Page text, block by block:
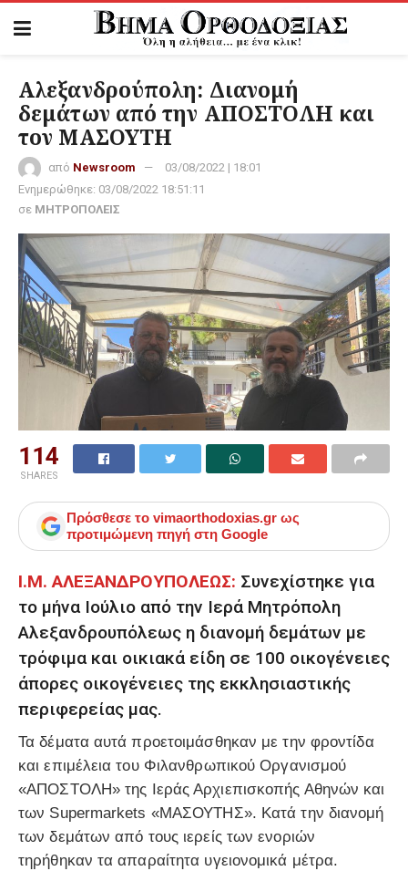
Αλεξανδρούπολη: Διανομή
δεμάτων από την ΑΠΟΣΤΟΛΗ και
τον ΜΑΣΟΥΤΗ
από Newsroom
03/08/2022 | 18:01
Ενημερώθηκε: 03/08/2022 18:51:11
σε ΜΗΤΡΟΠΟΛΕΙΣ
114
SHARES
Πρόσθεσε το vimaorthodoxias.gr ως
προτιμώμενη πηγή στη Google
Ι.Μ. ΑΛΕΞΑΝΔΡΟΥΠΟΛΕΩΣ: Συνεχίστηκε για
το μήνα Ιούλιο από την Ιερά Μητρόπολη
Αλεξανδρουπόλεως η διανομή δεμάτων με
τρόφιμα και οικιακά είδη σε 100 οικογένειες
άπορες οικογένειες της εκκλησιαστικής
περιφερείας μας.
Τα δέματα αυτά προετοιμάσθηκαν με την φροντίδα
και επιμέλεια του Φιλανθρωπικού Οργανισμού
«ΑΠΟΣΤΟΛΗ» της Ιεράς Αρχιεπισκοπής Αθηνών και
των Supermarkets «ΜΑΣΟΥΤΗΣ». Κατά την διανομή
των δεμάτων από τους ιερείς των ενοριών
τηρήθηκαν τα απαραίτητα υγειονομικά μέτρα.